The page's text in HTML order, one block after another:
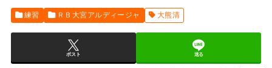
練習 ＲＢ大宮アルディージャ 大熊清
ポスト 送る